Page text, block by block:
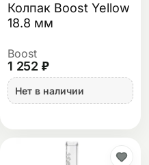
Колпак Boost Yellow
18.8 мм
Boost
1 252 ₽
Нет в наличии